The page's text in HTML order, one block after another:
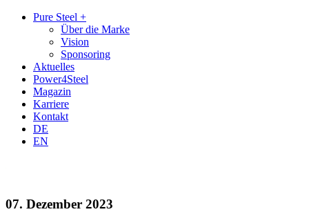
Zum
Zum
Hauptmenü
Pure Steel +
Über die Marke
Vision
Sponsoring
Aktuelles
Power4Steel
Magazin
Karriere
Kontakt
DE
EN
07. Dezember 2023